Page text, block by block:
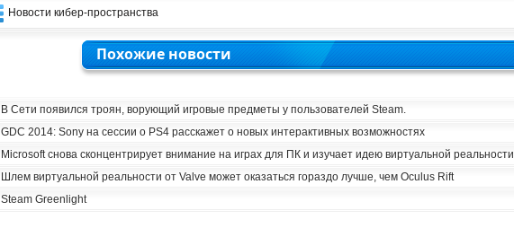
Новости кибер-пространства
Похожие новости
В Сети появился троян, ворующий игровые предметы у пользователей Steam.
GDC 2014: Sony на сессии о PS4 расскажет о новых интерактивных возможностях
Microsoft снова сконцентрирует внимание на играх для ПК и изучает идею виртуальной реальности
Шлем виртуальной реальности от Valve может оказаться гораздо лучше, чем Oculus Rift
Steam Greenlight